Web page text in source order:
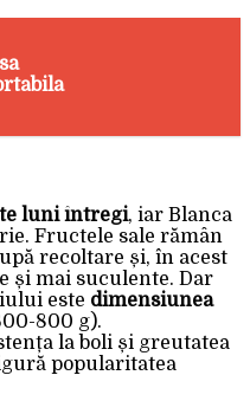
luni întregi, iar Blanca
Fructele sale rămân
recoltare și, în acest
și mai suculente. Dar
este dimensiunea
800 g).
la boli și greutatea
popularitatea